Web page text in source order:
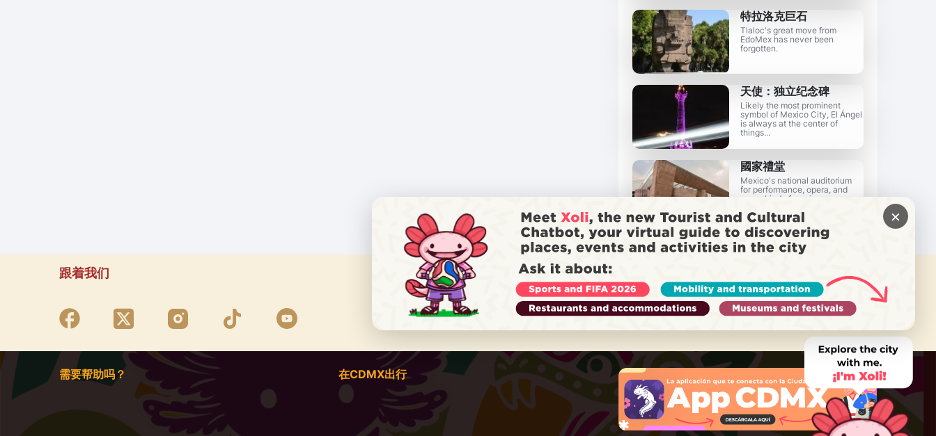
特拉洛克巨石
Tlaloc's great move from
EdoMex has never been
forgotten.
天使：独立纪念碑
Likely the most prominent
symbol of Mexico City, El Ángel
is always at the center of
things...
國家禮堂
Mexico's national auditorium
for performance, opera, and
every kind of music...
跟着我们
需要帮助吗？
致电 Locatel
需要帮助吗？ 在CDMX出行
×